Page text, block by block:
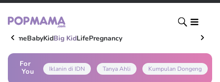
HomeBabyKidBig KidLifePregnancy
For
You
Iklanin di IDN Tanya Ahli Kumpulan Dongeng